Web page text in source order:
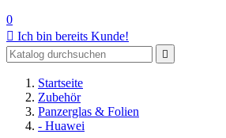
0
 Ich bin bereits Kunde!

Startseite
Zubehör
Panzerglas & Folien
- Huawei